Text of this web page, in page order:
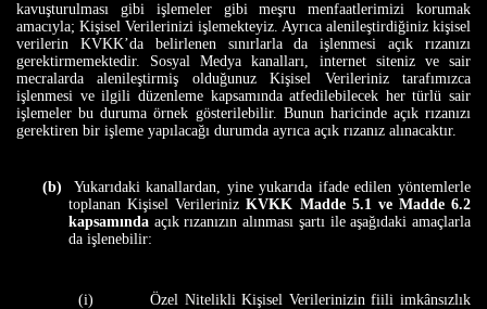
kavuşturulması gibi işlemeler gibi meşru menfaatlerimizi korumak
amacıyla; Kişisel Verilerinizi işlemekteyiz. Ayrıca alenileştirdiğiniz kişisel
verilerin KVKK’da belirlenen sınırlarla da işlenmesi açık rızanızı
gerektirmemektedir. Sosyal Medya kanalları, internet siteniz ve sair
mecralarda alenileştirmiş olduğunuz Kişisel Verileriniz tarafımızca
işlenmesi ve ilgili düzenleme kapsamında atfedilebilecek her türlü sair
işlemeler bu duruma örnek gösterilebilir. Bunun haricinde açık rızanızı
gerektiren bir işleme yapılacağı durumda ayrıca açık rızanız alınacaktır.
(b)
Yukarıdaki kanallardan, yine yukarıda ifade edilen yöntemlerle
toplanan Kişisel VerilerinizKVKK Madde 5.1 ve Madde 6.2
kapsamında açık rızanızın alınması şartı ile aşağıdaki amaçlarla
da işlenebilir:
(i)
Özel Nitelikli Kişisel Verilerinizin fiili imkânsızlık